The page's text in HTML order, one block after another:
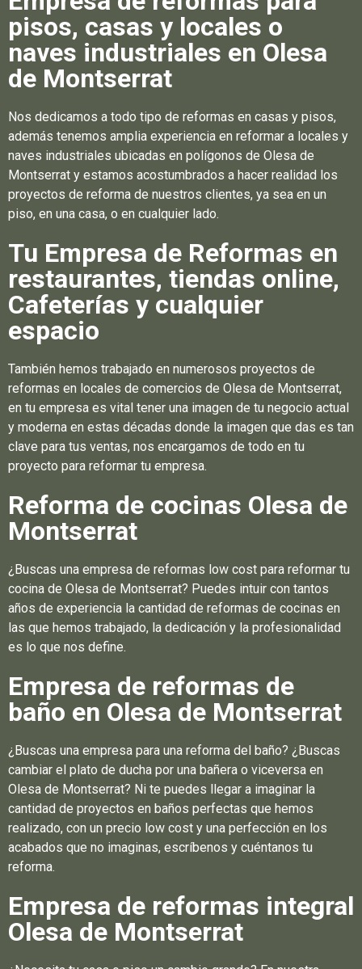
pisos, casas y locales o
naves industriales en Olesa
de Montserrat
Nos dedicamos a todo tipo de reformas en casas y pisos,
además tenemos amplia experiencia en reformar a locales y
naves industriales ubicadas en polígonos de Olesa de
Montserrat y estamos acostumbrados a hacer realidad los
proyectos de reforma de nuestros clientes, ya sea en un
piso, en una casa, o en cualquier lado.
Tu Empresa de Reformas en
restaurantes, tiendas online,
Cafeterías y cualquier
espacio
También hemos trabajado en numerosos proyectos de
reformas en locales de comercios de Olesa de Montserrat,
en tu empresa es vital tener una imagen de tu negocio actual
y moderna en estas décadas donde la imagen que das es tan
clave para tus ventas, nos encargamos de todo en tu
proyecto para reformar tu empresa.
Reforma de cocinas Olesa de
Montserrat
¿Buscas una empresa de reformas low cost para reformar tu
cocina de Olesa de Montserrat? Puedes intuir con tantos
años de experiencia la cantidad de reformas de cocinas en
las que hemos trabajado, la dedicación y la profesionalidad
es lo que nos define.
Empresa de reformas de
baño en Olesa de Montserrat
¿Buscas una empresa para una reforma del baño? ¿Buscas
cambiar el plato de ducha por una bañera o viceversa en
Olesa de Montserrat? Ni te puedes llegar a imaginar la
cantidad de proyectos en baños perfectas que hemos
realizado, con un precio low cost y una perfección en los
acabados que no imaginas, escríbenos y cuéntanos tu
reforma.
Empresa de reformas integral
Olesa de Montserrat